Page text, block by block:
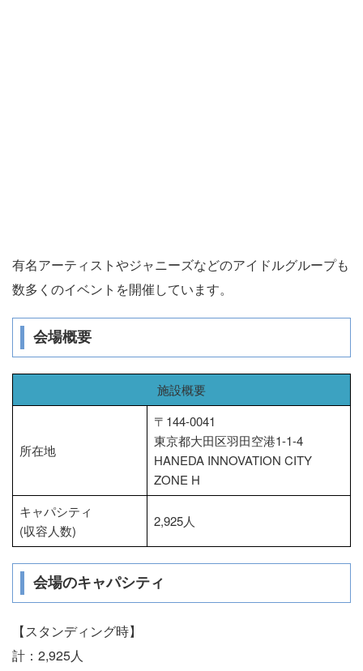
有名アーティストやジャニーズなどのアイドルグループも
数多くのイベントを開催しています。
会場概要
施設概要
所在地
〒144-0041
東京都大田区羽田空港1-1-4
HANEDA INNOVATION CITY
ZONE H
キャパシティ
(収容人数)
2,925人
会場のキャパシティ
【スタンディング時】
計：2,925人